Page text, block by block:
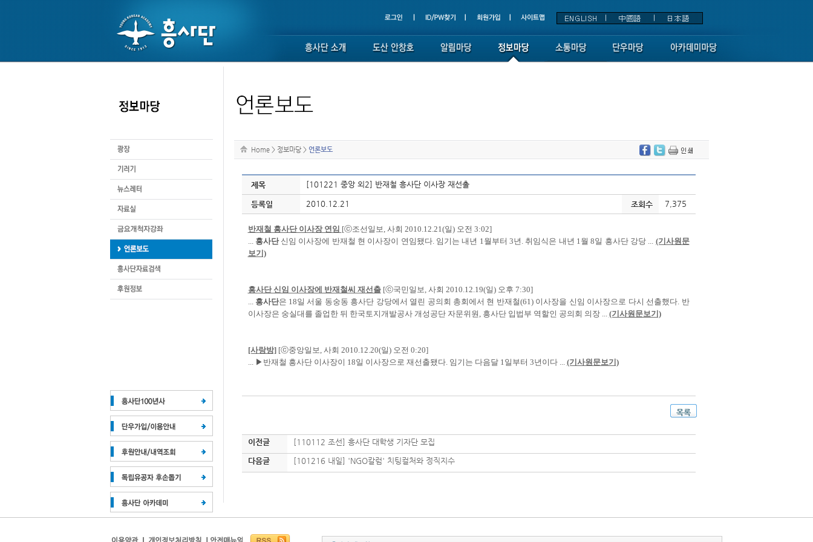
Home > 정보마당 > 언론보도
제목 [101221 중앙 외2] 반재철 흥사단 이사장 재선출
등록일 2010.12.21 조회수 7,375
반재철 흥사단 이사장 연임 [ⓒ조선일보, 사회 2010.12.21(일) 오전 3:02]
... 흥사단신임 이사장에 반재철 현 이사장이 연임됐다. 임기는 내년 1월부터 3년. 취임식은 내년 1월 8일 흥사단 강당 ... (기사원문
보기)
흥사단 신임 이사장에 반재철씨 재선출[ⓒ국민일보, 사회 2010.12.19(일) 오후 7:30]
... 흥사단은 18일 서울 동숭동 흥사단 강당에서 열린 공의회 총회에서 현 반재철(61) 이사장을 신임 이사장으로 다시 선출했다. 반
이사장은 숭실대를 졸업한 뒤 한국토지개발공사 개성공단 자문위원, 흥사단 입법부 역할인 공의회 의장 ... (기사원문보기)
[사랑방][ⓒ중앙일보, 사회 2010.12.20(일) 오전 0:20]
... ▶반재철 흥사단 이사장이 18일 이사장으로 재선출됐다. 임기는 다음달 1일부터 3년이다 ... (기사원문보기)
목록
이전글 [110112 조선] 흥사단 대학생 기자단 모집
다음글 [101216 내일] 'NGO칼럼' 치팅컬처와 정직지수